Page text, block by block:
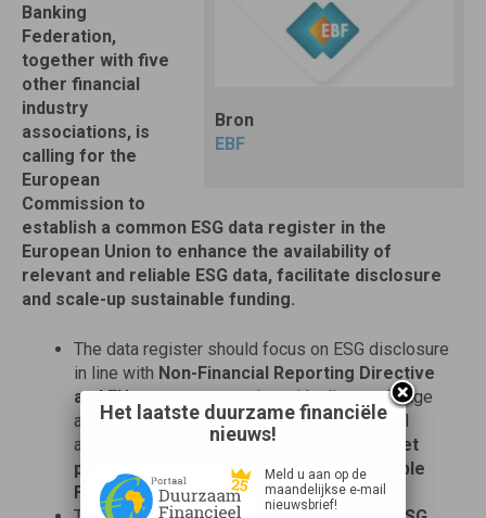
Bron
EBF
Banking
Federation,
together with five
other financial
industry
associations, is
calling for the
European
Commission to
establish a common ESG data register in the
European Union to enhance the availability of
relevant and reliable ESG data, facilitate disclosure
and scale-up sustainable funding.
The data register should focus on ESG disclosure
in line with Non-Financial Reporting Directive
and EU taxonomy,starting with climate change
adaptation and mitigation objectives, as well
as
ESG data necessary to financial market
participants to comply with the Sustainable
Finance Disclosure Regulation.
Het laatste duurzame financiële
nieuws!
Meld u aan op de
maandelijkse e-mail
nieuwsbrief!